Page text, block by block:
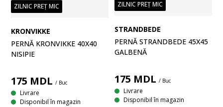
ZILNIC PREȚ MIC
KRONVIKKE
PERNĂ KRONVIKKE 40X40
NISIPIE
175 MDL / Buc
Livrare
Disponibil în magazin
ZILNIC PREȚ MIC
STRANDBEDE
PERNĂ STRANDBEDE 45X45
GALBENĂ
175 MDL / Buc
Livrare
Disponibil în magazin